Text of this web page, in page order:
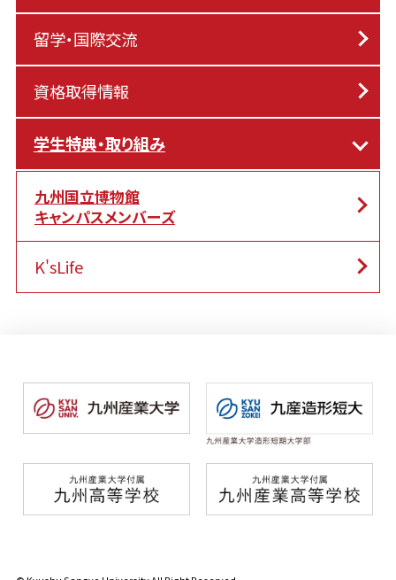
留学・国際交流
資格取得情報
学生特典・取り組み
九州国立博物館
キャンパスメンバーズ
K'sLife